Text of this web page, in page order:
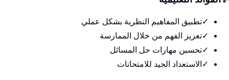
✓تطبيق المفاهيم النظرية بشكل عملي
✓تعزيز الفهم من خلال الممارسة
✓تحسين مهارات حل المسائل
✓ الاستعداد الجيد للامتحانات